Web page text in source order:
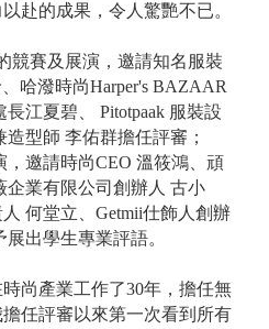
赴的成果，令人驚艷不已。
競賽及展演，邀請知名服裝
哈潑時尚Harper's BAZAAR
長江夏碧、 Pitotpaak 服裝設
型師 李佑群擔任評審；
，邀請時尚CEO 溫筱鴻、頑
企業有限公司創辦人 古小
何堂立、 Getmii仕飾人創辦
出學生專業評語。
尚產業工作了30年，擔任無
任評審以來第一次看到所有